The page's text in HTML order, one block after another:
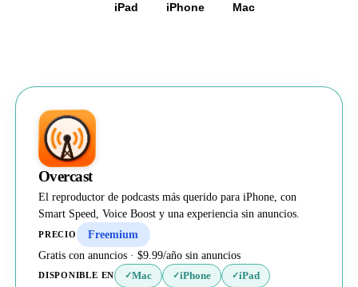
iPad iPhone Mac
Overcast
El reproductor de podcasts más querido para iPhone, con
Smart Speed, Voice Boost y una experiencia sin anuncios.
PRECIO
Freemium
Gratis con anuncios · $9.99/año sin anuncios
DISPONIBLE EN ✓Mac ✓iPhone ✓iPad